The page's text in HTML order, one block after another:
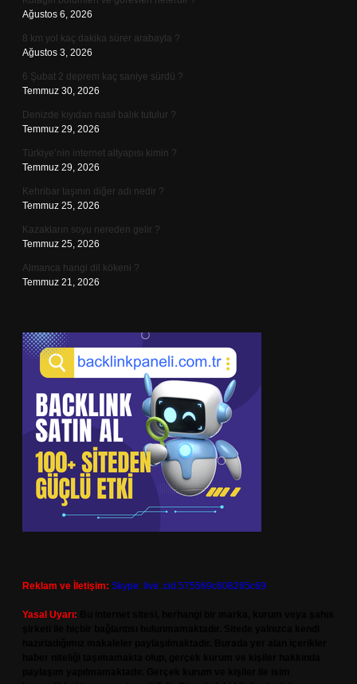
Ağustos 6, 2026
8 km yol kaç dakika sürer arabayla ?
Ağustos 3, 2026
6 Şubat 2 deprem kaç saniye sürdü ?
Temmuz 30, 2026
Denizde kıyıdan nasıl balık tutulur ?
Temmuz 29, 2026
Türkiye’nin internet altyapısı kimin ?
Temmuz 29, 2026
Kehribar taşının diğer adı nedir ?
Temmuz 25, 2026
Kazakların soyu nereden gelir ?
Temmuz 25, 2026
Almanca hangi dil kökeni ?
Temmuz 21, 2026
Reklam ve İletişim: Skype: live:.cid.575569c608265c69
Yasal Uyarı: